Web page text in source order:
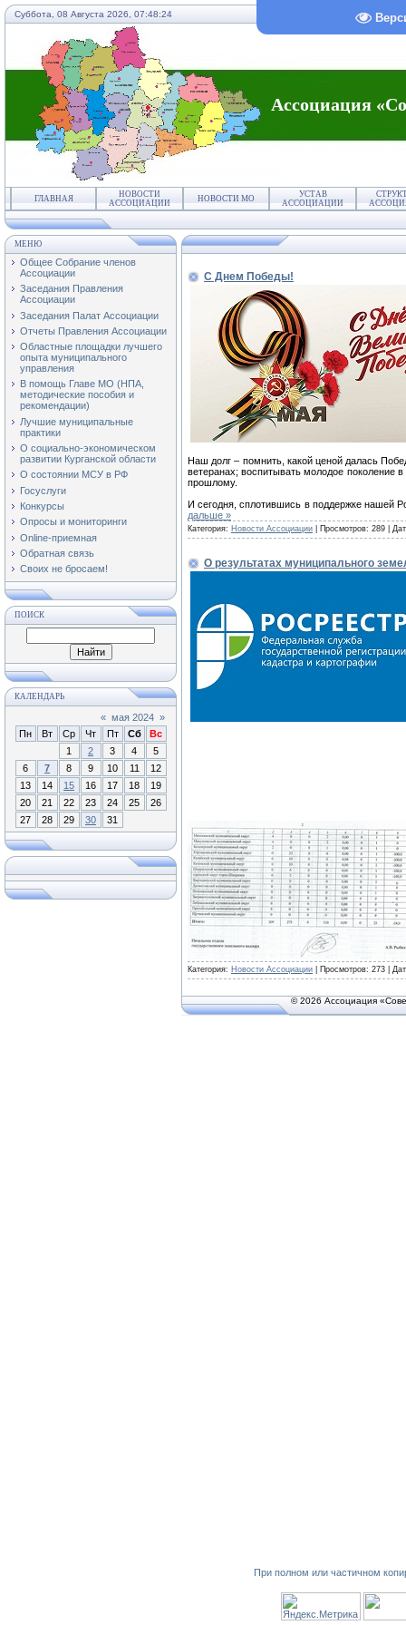
Суббота, 08 Августа 2026, 07:48:24
Ассоциация
ГЛАВНАЯ
НОВОСТИ
АССОЦИАЦИИ
НОВОСТИ МО
УСТАВ
АССОЦИАЦИИ
МЕНЮ
Общее Собрание членов
Ассоциации
Заседания Правления
Ассоциации
Заседания Палат Ассоциации
Отчеты Правления Ассоциации
Областные площадки лучшего
опыта муниципального
управления
В помощь Главе МО (НПА,
методические пособия и
рекомендации)
Лучшие муниципальные
практики
О социально-экономическом
развитии Курганской области
О состоянии МСУ в РФ
Госуслуги
Конкурсы
Опросы и мониторинги
Online-приемная
Обратная связь
Своих не бросаем!
ПОИСК
КАЛЕНДАРЬ
« мая 2024 »
Пн
Вт Ср Чт Пт Сб
Вс
1
2 3 4
5
6
7 8 9 10 11
12
13
14 15 16 17 18
19
20
21 22 23 24 25
26
27
28 29 30 31
С Днем Победы!
Наш долг – помнить, какой ценой далась
ветеранах; воспитывать молодое поколение
прошлому.
И сегодня, сплотившись в поддержке нашей
дальше »
Категория: Новости Ассоциации | Просмотров: 289 |
О результатах муниципального
Категория: Новости Ассоциации | Просмотров: 273 |
© 2026 Ассоциация
При полном или частичном